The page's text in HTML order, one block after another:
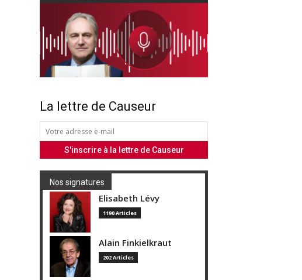
La lettre de Causeur
Nos signatures
Elisabeth Lévy
1190 Articles
Alain Finkielkraut
202 Articles